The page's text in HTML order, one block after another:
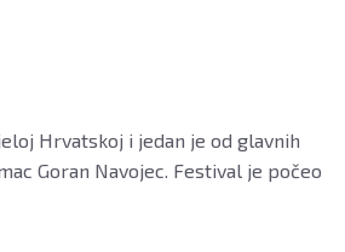
Hrvatskoj i jedan je od glavnih
Goran Navojec. Festival je počeo